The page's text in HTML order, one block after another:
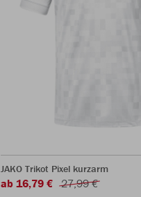
JAKO Trikot Pixel kurzarm
ab 16,79 € 27,99 €